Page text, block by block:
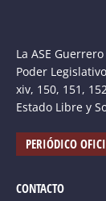
La ASE
Poder
xiv, 150, 151,
Estado Libre y
PERIÓDICO
CONTACTO